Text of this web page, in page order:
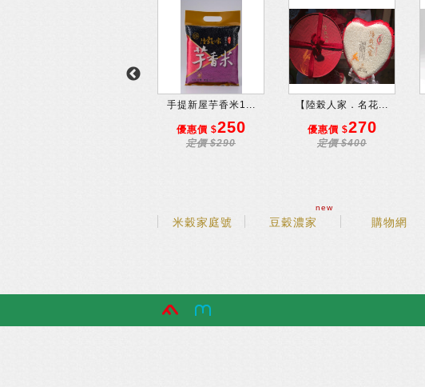
手提新屋芋香米1...
優惠價 $250
定價 $290
【陸榖人家．名花...
優惠價 $270
定價 $400
米穀家庭號
new
豆穀濃家 購物網